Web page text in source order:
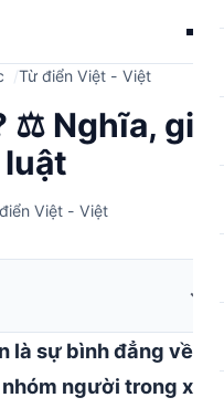
Từ điển Việt - Việt
Nghĩa, giải
Việt - Việt
là sự bình đẳng về
người trong xã